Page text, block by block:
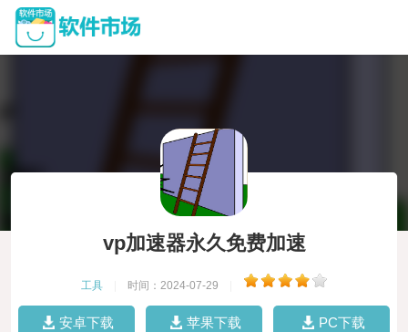
vp加速器永久免费加速
工具 时间：2024-07-29
安卓下载 苹果下载 PC下载